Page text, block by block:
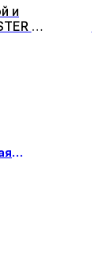
и
C"
Предзаказ, оставьте заявку